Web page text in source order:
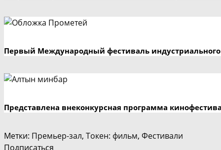
Первый Международный фестиваль
Представлена внеконкурсная программа
Метки: Премьер-зал, Токен: фильм, Фестивали
Подписаться